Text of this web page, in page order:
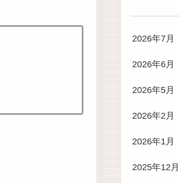
2026年7月
2026年6月
2026年5月
2026年2月
2026年1月
2025年12月